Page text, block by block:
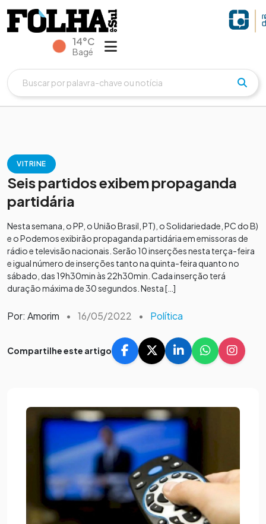
14°C
Bagé
VITRINE
Seis partidos exibem propaganda
partidária
Nesta semana, o PP, o União Brasil, PT), o Solidariedade, PC do B)
e o Podemos exibirão propaganda partidária em emissoras de
rádio e televisão nacionais. Serão 10 inserções nesta terça-feira
e igual número de inserções tanto na quinta-feira quanto no
sábado, das 19h30min às 22h30min. Cada inserção terá
duração máxima de 30 segundos. Nesta […]
Por: Amorim • 16/05/2022 • Política
Compartilhe este artigo